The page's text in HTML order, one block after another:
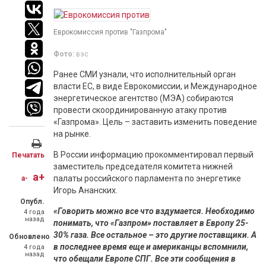
Печатать
a- a+
Опубл.
4 года
назад
Обновлено
4 года
назад
Еврокомиссия против "Газпрома"
Фото: вэс
Ранее СМИ узнали, что исполнительный орган
власти ЕС, в виде Еврокомиссии, и Международное
энергетическое агентство (МЭА) собираются
провести скоординированную атаку против
«Газпрома». Цель – заставить изменить поведение
на рынке.
В России информацию прокомментировал первый
заместитель председателя комитета нижней
палаты российского парламента по энергетике
Игорь Ананских.
«Говорить можно все что вздумается. Необходимо
понимать, что «Газпром» поставляет в Европу 25-
30% газа. Все остальное – это другие поставщики. А
в последнее время еще и американцы вспомнили,
что обещали Европе СПГ. Все эти сообщения в